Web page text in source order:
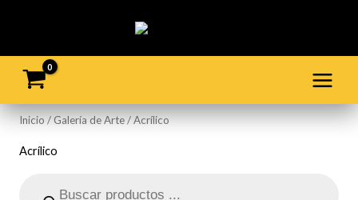
contenido
Inicio /Galería de Arte/ Acrílico
Acrílico